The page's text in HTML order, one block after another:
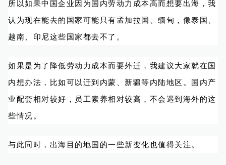
所以如果中国企业因为国内劳动力成本高而想要出海，我
认为现在能去的国家可能只有孟加拉国、缅甸，像泰国、
越南、印尼这些国家都去不了。
如果是为了降低劳动力成本而要外迁，我建议大家就在国
内想办法，比如可以迁到内蒙、新疆等内陆地区。国内产
业配套相对较好，员工素养相对较高，不会遇到海外的这
些情况。
与此同时，出海目的地国的一些新变化也值得关注。